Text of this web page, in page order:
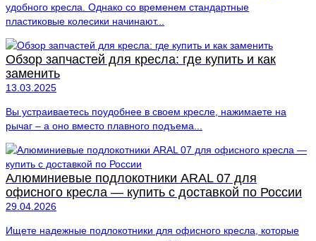
удобного кресла. Однако со временем стандартные
пластиковые колесики начинают...
Обзор запчастей для кресла: где купить и как
заменить
13.03.2025
Вы устраиваетесь поудобнее в своем кресле, нажимаете на
рычаг – а оно вместо плавного подъема...
Алюминиевые подлокотники ARAL 07 для
офисного кресла — купить с доставкой по России
29.04.2026
Ищете надежные подлокотники для офисного кресла, которые